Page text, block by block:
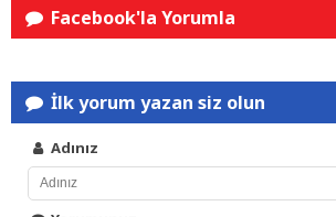
Facebook'la Yorumla
İlk yorum yazan siz olun
Adınız